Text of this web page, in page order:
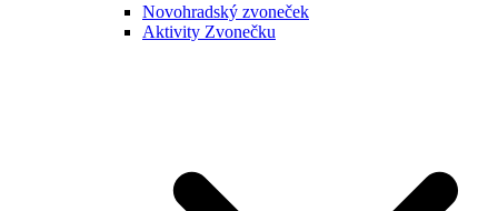
Novohradský zvoneček
Aktivity Zvonečku